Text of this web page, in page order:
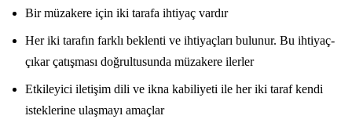
Bir müzakere için iki tarafa ihtiyaç vardır
Her iki tarafın farklı beklenti ve ihtiyaçları bulunur. Bu ihtiyaç-
çıkar çatışması doğrultusunda müzakere ilerler
Etkileyici iletişim dili ve ikna kabiliyeti ile her iki taraf kendi
isteklerine ulaşmayı amaçlar